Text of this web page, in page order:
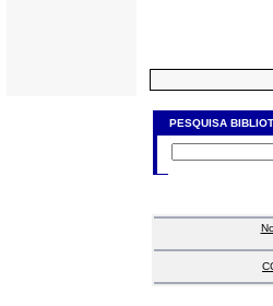
PESQUISA